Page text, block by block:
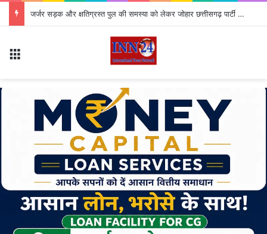
जर्जर सड़क और क्षतिग्रस्त पुल की समस्या को लेकर जोहार छत्तीसगढ़ पार्टी का उग्र चक्का जाम, 4 घंटे तक थमा यातायात